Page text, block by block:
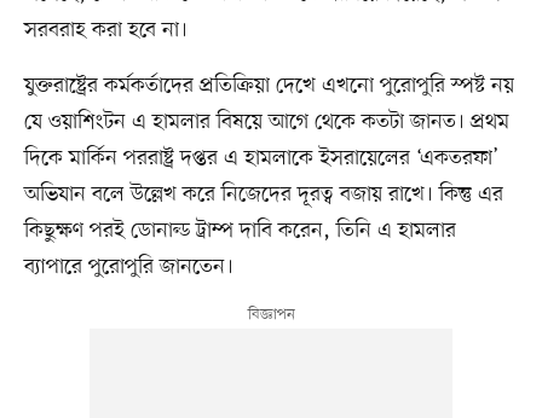
সরবরাহ করা হবে না।
যুক্তরাষ্ট্রের কর্মকর্তাদের প্রতিক্রিয়া দেখে এখনো পুরোপুরি স্পষ্ট নয়
যে ওয়াশিংটন এ হামলার বিষয়ে আগে থেকে কতটা জানত। প্রথম
দিকে মার্কিন পররাষ্ট্র দপ্তর এ হামলাকে ইসরায়েলের ‘একতরফা’
অভিযান বলে উল্লেখ করে নিজেদের দূরত্ব বজায় রাখে। কিন্তু এর
কিছুক্ষণ পরই ডোনাল্ড ট্রাম্প দাবি করেন, তিনি এ হামলার
ব্যাপারে পুরোপুরি জানতেন।